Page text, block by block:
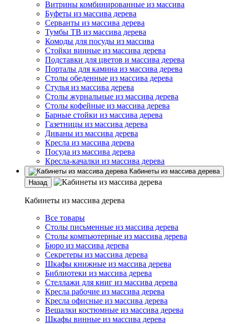
Витрины комбинированные из массива
Буфеты из массива дерева
Серванты из массива дерева
Тумбы ТВ из массива дерева
Комоды для посуды из массива
Стойки винные из массива дерева
Подставки для цветов и массива дерева
Порталы для камина из массива дерева
Столы обеденные из массива дерева
Стулья из массива дерева
Столы журнальные из массива дерева
Столы кофейные из массива дерева
Барные стойки из массива дерева
Газетницы из массива дерева
Диваны из массива дерева
Кресла из массива дерева
Посуда из массива дерева
Кресла-качалки из массива дерева
Кабинеты из массива дерева
Назад
Кабинеты из массива дерева
Все товары
Столы письменные из массива дерева
Столы компьютерные из массива дерева
Бюро из массива дерева
Секретеры из массива дерева
Шкафы книжные из массива дерева
Библиотеки из массива дерева
Стеллажи для книг из массива дерева
Кресла рабочие из массива дерева
Кресла офисные из массива дерева
Вешалки костюмные из массива дерева
Шкафы винные из массива дерева